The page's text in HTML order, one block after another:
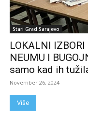
Stari Grad Sarajevo
LOKALNI IZBORI
NEUMU I
samo kad ih
November 26, 2024
Više